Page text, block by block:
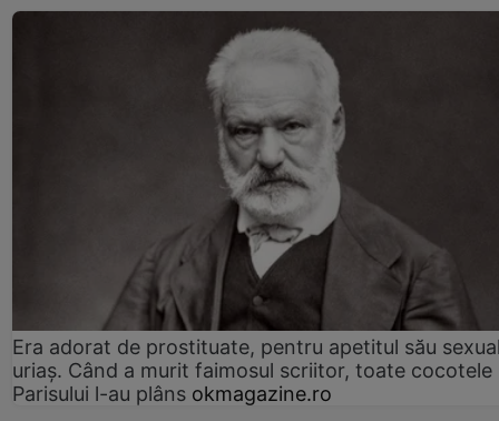
Era adorat de prostituate, pentru apetitul său
uriaș. Când a murit faimosul scriitor, toate cocotele
Parisului l-au plâns okmagazine.ro